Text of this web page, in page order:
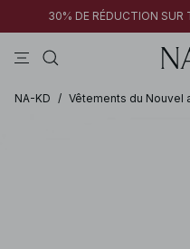
30% DE RÉDUCTION
NA-KD / Vêtements du Nouvel